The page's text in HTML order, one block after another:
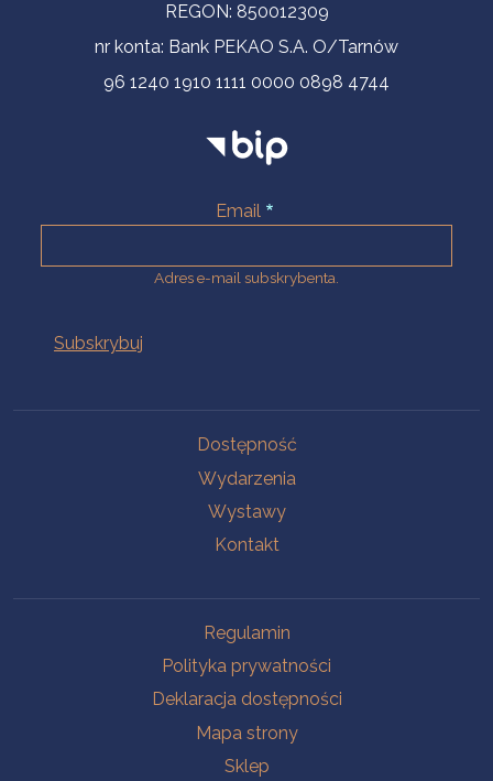
REGON: 850012309
nr konta: Bank PEKAO S.A. O/Tarnów
96 1240 1910 1111 0000 0898 4744
Email
Adres e-mail subskrybenta.
Dostępność
Wydarzenia
Wystawy
Kontakt
Regulamin
Polityka prywatności
Deklaracja dostępności
Mapa strony
Sklep